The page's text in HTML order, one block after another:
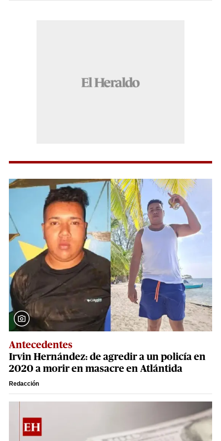
Antecedentes
Irvin Hernández: de agredir a un policía en
2020 a morir en masacre en Atlántida
Redacción